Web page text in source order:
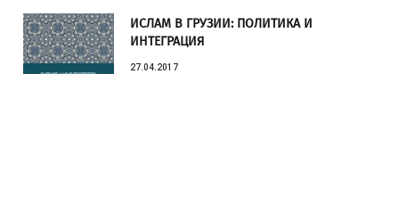
ИСЛАМ В ГРУЗИИ: ПОЛИТИКА И
ИНТЕГРАЦИЯ
27.04.2017